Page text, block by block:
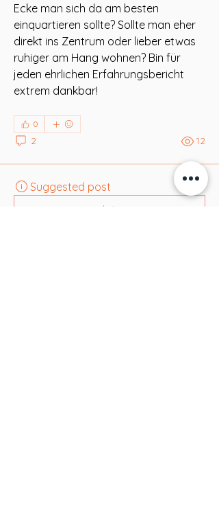
Ecke man sich da am besten
einquartieren sollte? Sollte man eher
direkt ins Zentrum oder lieber etwas
ruhiger am Hang wohnen? Bin für
jeden ehrlichen Erfahrungsbericht
extrem dankbar!
0
2 12
Suggested post
Join